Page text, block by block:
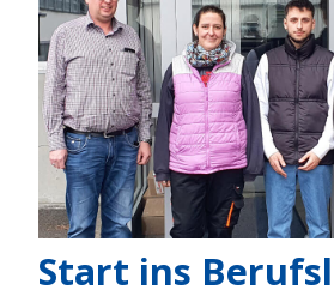
Start ins